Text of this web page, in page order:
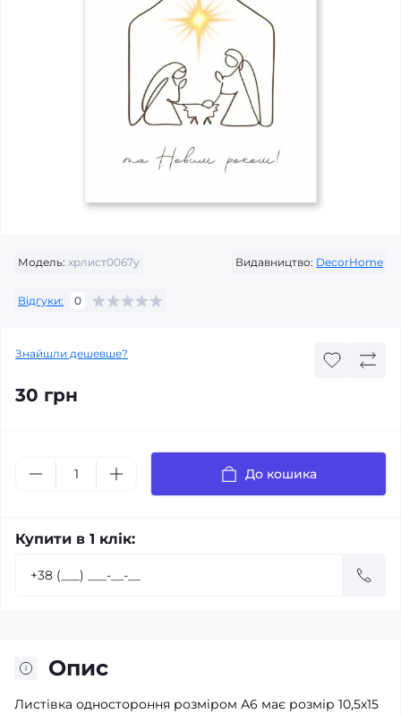
Модель: хрлист0067у Видавництво: DecorHome
Відгуки: 0
Знайшли дешевше?
30 грн
До кошика
Купити в 1 клік:
Опис
Листівка одностороння розміром А6 має розмір 10,5х15